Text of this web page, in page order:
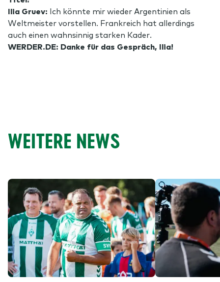
Ilia Gruev: Ich könnte mir wieder Argentinien als
Weltmeister vorstellen. Frankreich hat allerdings
auch einen wahnsinnig starken Kader.
WERDER.DE: Danke für das Gespräch, Ilia!
WEITERE NEWS